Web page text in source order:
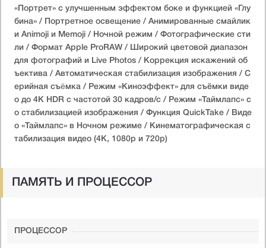
«Портрет» с улучшенным эффектом боке и функцией «Глу
бина» / Портретное освещение / Анимированные смайлик
и Animoji и Memoji / Ночной режим / Фотографические сти
ли / Формат Apple ProRAW / Широкий цветовой диапазон
для фотографий и Live Photos / Коррекция искажений об
ъектива / Автоматическая стабилизация изображения / С
ерийная съëмка / Режим «Киноэффект» для съёмки виде
о до 4K HDR с частотой 30 кадров/с / Режим «Таймлапс» с
о стабилизацией изображения / Функция QuickTake / Виде
о «Таймлапс» в Ночном режиме / Кинематографическая с
табилизация видео (4K, 1080p и 720p)
ПАМЯТЬ И ПРОЦЕССОР
ПРОЦЕССОР